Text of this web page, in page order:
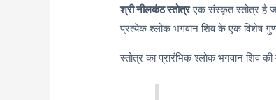
श्री नीलकंठ स्तोत्रएक संस्कृत स्तोत्र है जो
प्रत्येक श्लोक भगवान शिव के एक विशेष
स्तोत्र का प्रारंभिक श्लोक भगवान शिव की